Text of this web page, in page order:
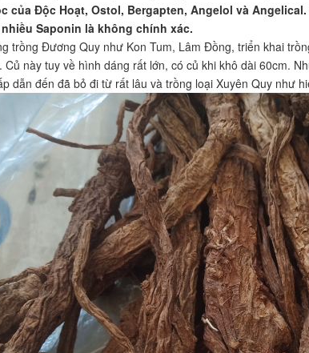
của Độc Hoạt, Ostol, Bergapten, Angelol và
Saponin là không chính xác.
trồng Đương Quy như Kon Tum, Lâm Đồng, triển khai
Củ này tuy về hình dáng rất lớn, có củ khi khô dài 60cm.
dẫn đến đã bỏ đi từ rất lâu và trồng loại Xuyên Quy như